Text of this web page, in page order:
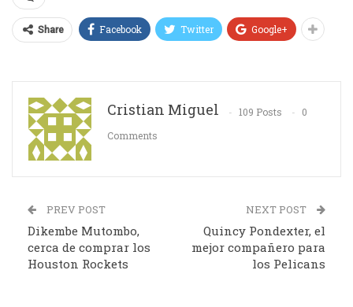
Share Facebook Twitter Google+
Cristian Miguel 109 Posts
0
Comments
PREV POST
Dikembe Mutombo,
cerca de comprar los
Houston Rockets
NEXT POST
Quincy Pondexter, el
mejor compañero para
los Pelicans